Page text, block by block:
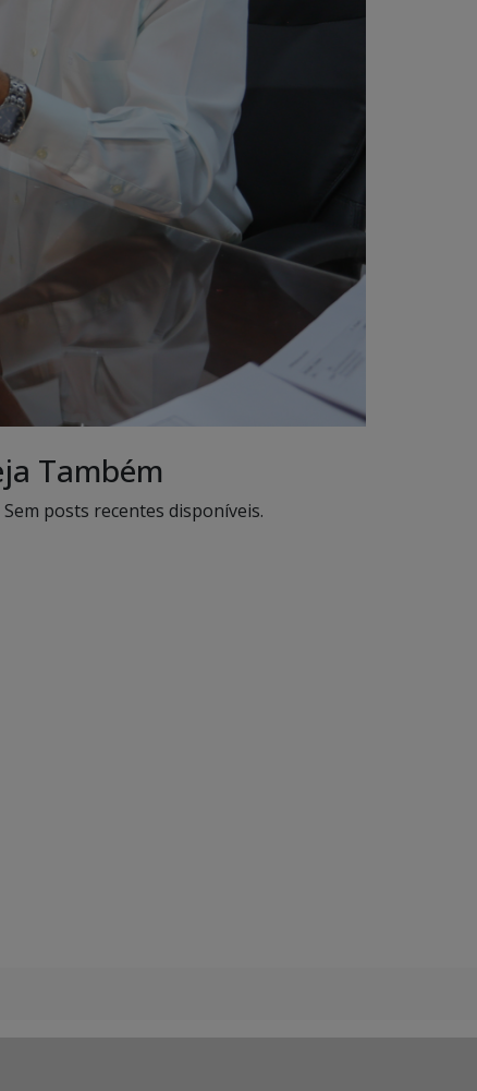
Também
Sem posts recentes disponíveis.